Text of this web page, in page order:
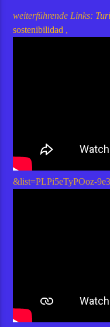
weiterführende Links:
sostenibilidad ,
&list=PLPi5eTyPOoz-